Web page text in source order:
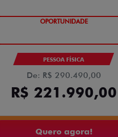
OPORTUNIDADE
PESSOA FÍSICA
De: R$ 290.490,00
R$ 221.990,00
Quero agora!